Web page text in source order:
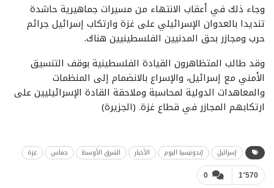
وجاء ذلك في أعقاب الانتهاء من مسيرات جماهيرية حاشدة
تنديدا بالعدوان الإسرائيلي على غزة وارتكاب إسرائيل جرائم
حرب ومجازر بحق المدنيين الفلسطينيين هناك.
وقد طالب المتظاهرون القيادة الفلسطينية بوقف التنسيق
الأمني مع إسرائيل، والإسراع بالانضمام إلى المنظمات
والمعاهدات الدولية لمحاسبة وملاحقة القادة الإسرائيليين على
ارتكابهم المجازر في قطاع غزة. (الجزيرة)
إسرائيل إندونيسيا اليوم الأخبار الشرق الأوسط حماس غزة
0 1٬570